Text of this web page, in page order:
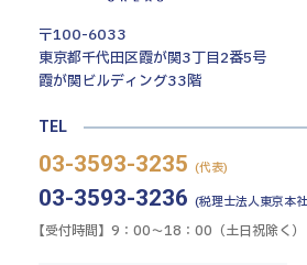
〒100-6033
東京都千代田区霞が関3丁目2番5号
霞が関ビルディング33階
TEL
03-3593-3235 (代表)
03-3593-3236 (税理士法人東京本
【受付時間】9：00〜18：00（土日祝除く）